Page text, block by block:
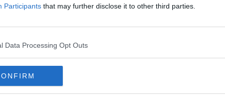
Participants that may further disclose it to other third parties.
Data Processing Opt Outs
iscriviti alla
nella tua casella di posta.